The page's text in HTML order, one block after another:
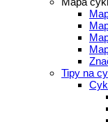
Tipy na